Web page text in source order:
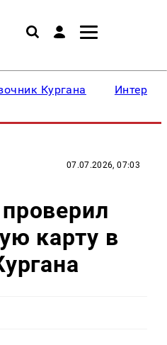
Кургана
07.07.2026, 07:03
карту в